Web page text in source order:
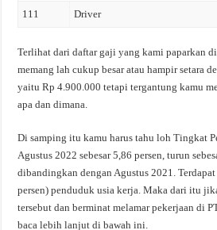
111 Driver
Terlihat dari daftar gaji yang kami paparkan
memang lah cukup besar atau hampir setara
yaitu Rp 4.900.000 tetapi tergantung kamu
apa dan dimana.
Di samping itu kamu harus tahu loh Tingkat
Agustus 2022 sebesar 5,86 persen, turun
dibandingkan dengan Agustus 2021.
persen) penduduk usia kerja. Maka dari itu
tersebut dan berminat melamar pekerjaan di
baca lebih lanjut di bawah ini.